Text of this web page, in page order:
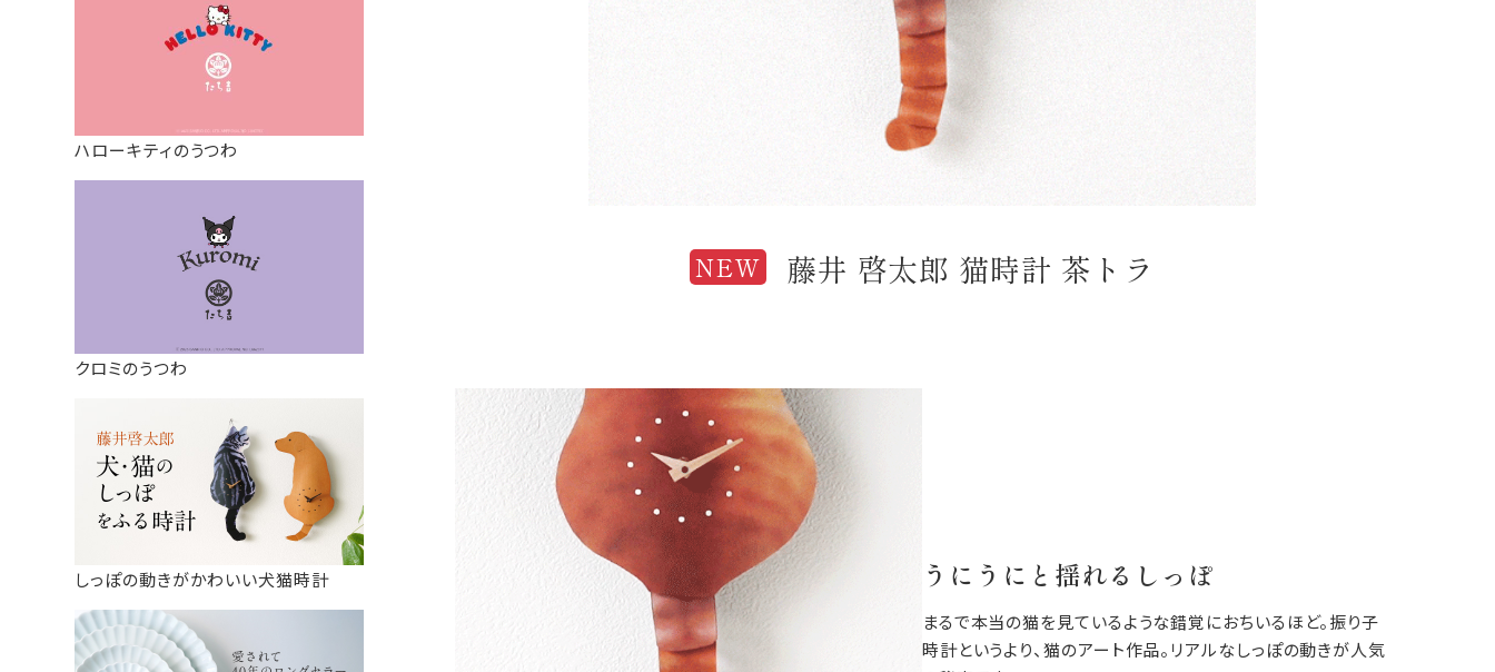
ハローキティのうつわ
クロミのうつわ
しっぽの動きがかわいい犬猫時計
NEW 藤井 啓太郎 猫時計 茶トラ
うにうにと揺れるしっぽ
まるで本当の猫を見ているような錯覚におちいるほど。振り子
時計というより、猫のアート作品。リアルなしっぽの動きが人気